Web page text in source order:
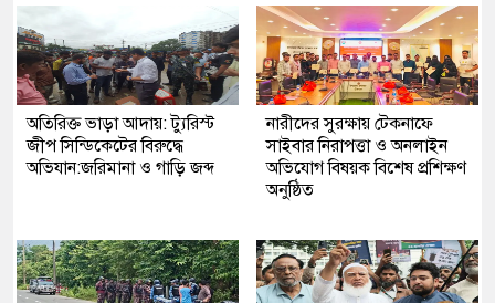
অতিরিক্ত ভাড়া আদায়: ট্যুরিস্ট
জীপ সিন্ডিকেটের বিরুদ্ধে
অভিযান:জরিমানা ও গাড়ি জব্দ
নারীদের সুরক্ষায় টেকনাফে
সাইবার নিরাপত্তা ও অনলাইন
অভিযোগ বিষয়ক বিশেষ প্রশিক্ষণ
অনুষ্ঠিত